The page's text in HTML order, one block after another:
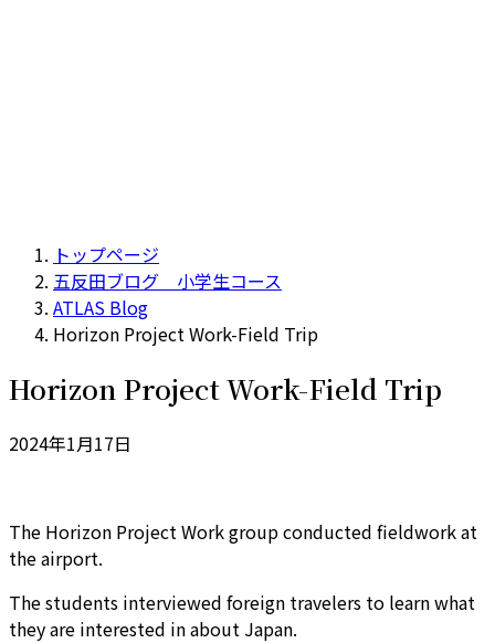
トップページ
五反田ブログ 小学生コース
ATLAS Blog
Horizon Project Work-Field Trip
Horizon Project Work-Field Trip
2024年1月17日
The Horizon Project Work group conducted fieldwork at
the airport.
The students interviewed foreign travelers to learn what
they are interested in about Japan.